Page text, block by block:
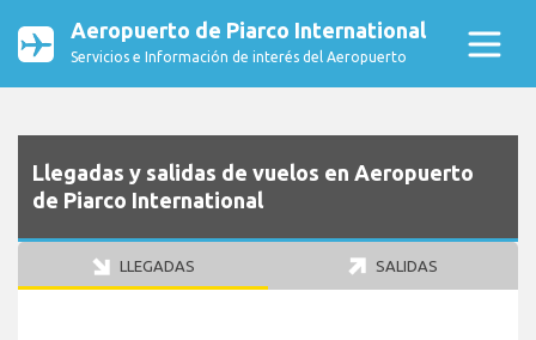
Aeropuerto de Piarco International
Servicios e Información de interés del Aeropuerto
Llegadas y salidas de vuelos en Aeropuerto
de Piarco International
LLEGADAS SALIDAS